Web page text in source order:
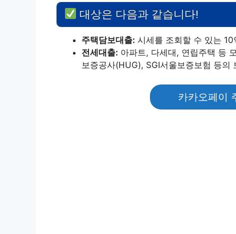
대상은 다음과 같습니다!
주택담보대출: 시세를 조회할 수 있는
전세대출: 아파트, 다세대, 연립주택 등
보증공사(HUG), SGI서울보증보험 등의
카카오페이